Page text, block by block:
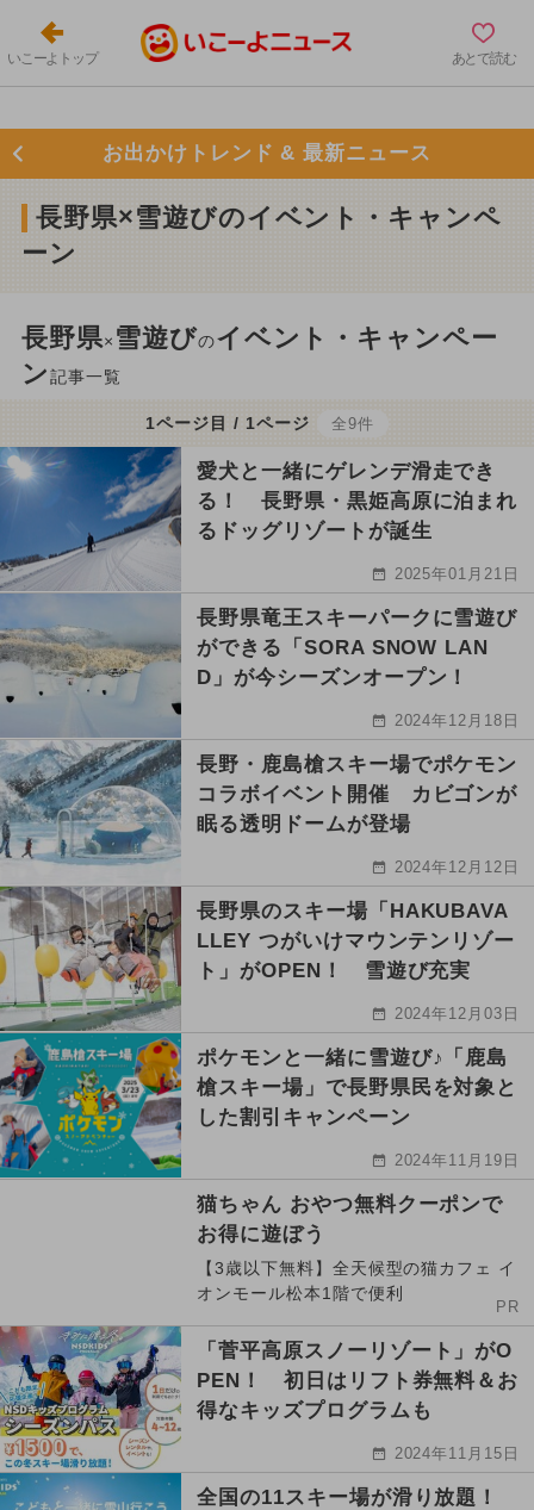
いこーよトップ あとで読む
お出かけトレンド & 最新ニュース
長野県×雪遊びのイベント・キャンペ
ーン
長野県× 雪遊びのイベント・キャンペー
ン記事一覧
1ページ目 / 1ページ 全9件
愛犬と一緒にゲレンデ滑走でき
る！ 長野県・黒姫高原に泊まれ
るドッグリゾートが誕生
2025年01月21日
長野県竜王スキーパークに雪遊び
ができる「SORA SNOW LAN
D」が今シーズンオープン！
2024年12月18日
長野・鹿島槍スキー場でポケモン
コラボイベント開催 カビゴンが
眠る透明ドームが登場
2024年12月12日
長野県のスキー場「HAKUBAVA
LLEY つがいけマウンテンリゾー
ト」がOPEN！ 雪遊び充実
2024年12月03日
ポケモンと一緒に雪遊び♪「鹿島
槍スキー場」で長野県民を対象と
した割引キャンペーン
2024年11月19日
猫ちゃん おやつ無料クーポンで
お得に遊ぼう
【3歳以下無料】全天候型の猫カフェ イ
オンモール松本1階で便利
PR
「菅平高原スノーリゾート」がO
PEN！ 初日はリフト券無料＆お
得なキッズプログラムも
2024年11月15日
全国の11スキー場が滑り放題！